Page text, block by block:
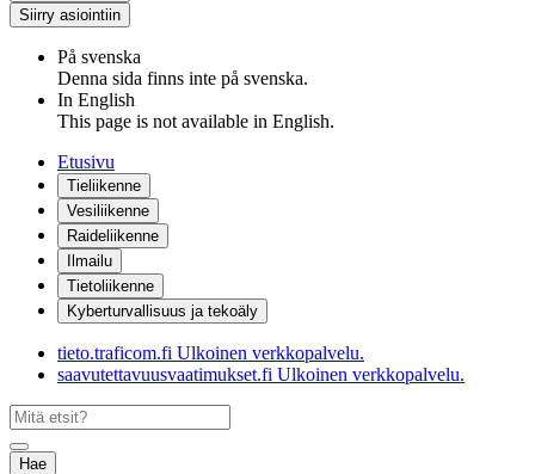
Siirry asiointiin
På svenska
Denna sida finns inte på svenska.
In English
This page is not available in English.
Etusivu
Tieliikenne
Vesiliikenne
Raideliikenne
Ilmailu
Tietoliikenne
Kyberturvallisuus ja tekoäly
tieto.traficom.fi Ulkoinen verkkopalvelu.
saavutettavuusvaatimukset.fi Ulkoinen verkkopalvelu.
Hae